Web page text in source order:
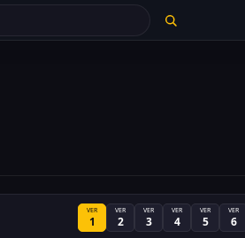
VER
1
VER
2
VER
3
VER
4
VER
5
VER
6